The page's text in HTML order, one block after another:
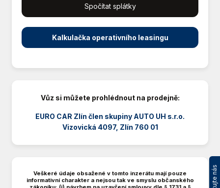
Hlídání jízdního pruhu
Imobilizér
Manuální převodovka
Multifunkční volant
Palubní počítač
Parkovací asistent
Pohon 4x2
Spočítat splátky
Kalkulačka operativního leasingu
Vůz si můžete prohlédnout na prodejně:
EURO CAR Zlín člen skupiny AUTO UH s.r.o.
Vizovická 4097, Zlín 760 01
Veškeré údaje obsažené v tomto inzerátu mají pouze
informativní charakter a nejsou tak ve smyslu občanského